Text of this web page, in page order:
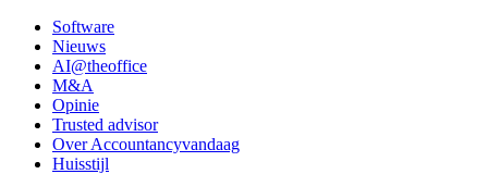
Software
Nieuws
AI@theoffice
M&A
Opinie
Trusted advisor
Over Accountancyvandaag
Huisstijl